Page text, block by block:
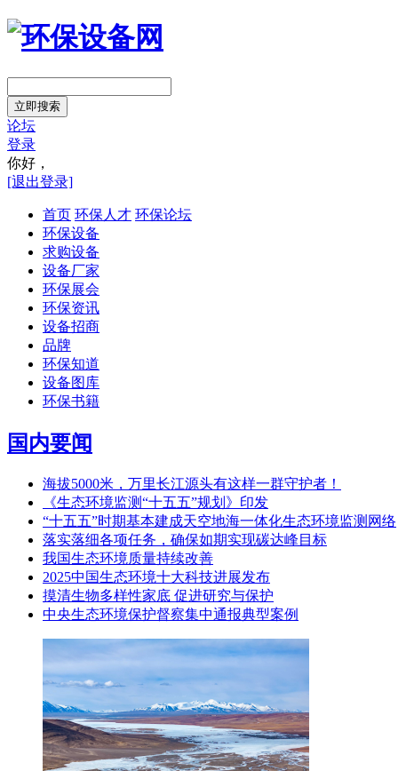
立即搜索
论坛
登录
你好，
[退出登录]
首页 环保人才 环保论坛
环保设备
求购设备
设备厂家
环保展会
环保资讯
设备招商
品牌
环保知道
设备图库
环保书籍
国内要闻
海拔5000米，万里长江源头有这样一群守护者！
《生态环境监测“十五五”规划》印发
“十五五”时期基本建成天空地海一体化生态环境监测网络
落实落细各项任务，确保如期实现碳达峰目标
我国生态环境质量持续改善
2025中国生态环境十大科技进展发布
摸清生物多样性家底 促进研究与保护
中央生态环境保护督察集中通报典型案例